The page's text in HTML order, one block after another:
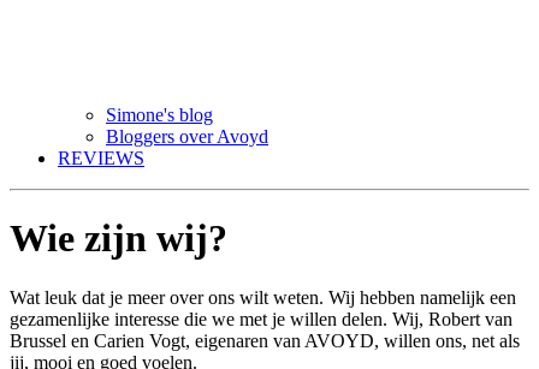
Simone's blog
Bloggers over Avoyd
REVIEWS
Wie zijn wij?
Wat leuk dat je meer over ons wilt weten. Wij hebben namelijk een
gezamenlijke interesse die we met je willen delen. Wij, Robert van
Brussel en Carien Vogt, eigenaren van AVOYD, willen ons, net als
jij, mooi en goed voelen.